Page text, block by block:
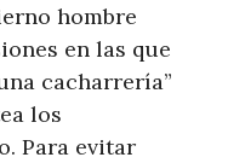
hombre
en las que
cacharrería”
los
Para evitar